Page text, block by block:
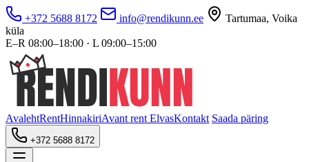
+372 5688 8172 info@rendikunn.ee
Tartumaa, Voika
küla
E–R 08:00–18:00 · L 09:00–15:00
AvalehtRentHinnakiriAvant rent ElvasKontakt Saada päring
+372 5688 8172